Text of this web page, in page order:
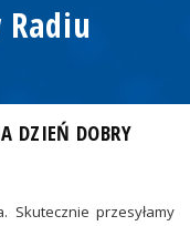
DZIEŃ DOBRY
Skutecznie przesyłamy